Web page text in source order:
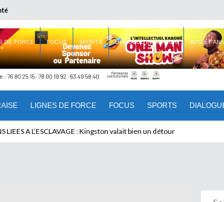
LIGNES DE FORCE FOCUS SPORTS
DE FORCE FOCUS SPORTS DIALOGUE INTERIEUR AVIS ET
: Quand Patrice quitte le pouvoir sans partir !